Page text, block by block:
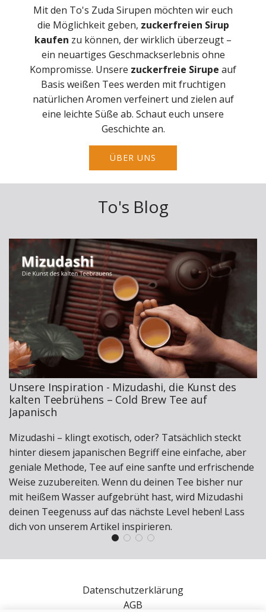
Mit den To's Zuda Sirupen möchten wir euch
die Möglichkeit geben, zuckerfreien Sirup
kaufen zu können, der wirklich überzeugt –
ein neuartiges Geschmackserlebnis ohne
Kompromisse. Unsere zuckerfreie Sirupe auf
Basis weißen Tees werden mit fruchtigen
natürlichen Aromen verfeinert und zielen auf
eine leichte Süße ab. Schaut euch unsere
Geschichte an.
ÜBER UNS
To's Blog
Unsere Inspiration - Mizudashi, die Kunst des
kalten Teebrühens – Cold Brew Tee auf
Japanisch
Mizudashi – klingt exotisch, oder? Tatsächlich steckt
hinter diesem japanischen Begriff eine einfache, aber
geniale Methode, Tee auf eine sanfte und erfrischende
Weise zuzubereiten. Wenn du deinen Tee bisher nur
mit heißem Wasser aufgebrüht hast, wird Mizudashi
deinen Teegenuss auf das nächste Level heben! Lass
dich von unserem Artikel inspirieren.
Datenschutzerklärung
AGB